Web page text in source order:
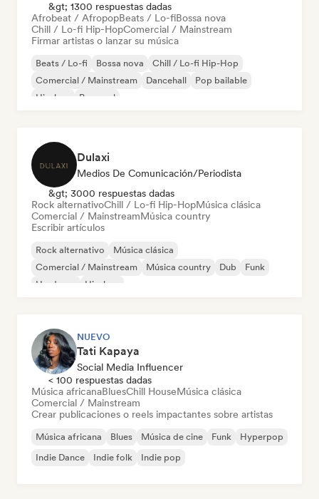
&gt; 1300 respuestas dadas
Afrobeat / AfropopBeats / Lo-fiBossa nova
Chill / Lo-fi Hip-HopComercial / Mainstream
Firmar artistas o lanzar su música
Beats / Lo-fi Bossa nova
Chill / Lo-fi Hip-Hop
Comercial / Mainstream
Dancehall
Pop bailable
Hip-hop
Pop soul
Dulaxi
Medios De Comunicación/Periodista
&gt; 3000 respuestas dadas
Rock alternativoChill / Lo-fi Hip-HopMúsica clásica
Comercial / MainstreamMúsica country
Escribir artículos
Rock alternativo
Música clásica
Comercial / Mainstream
Música country Dub
Funk
Hardcore
Hip-hop
NUEVO
Tati Kapaya
Social Media Influencer
< 100 respuestas dadas
Música africanaBluesChill HouseMúsica clásica
Comercial / Mainstream
Crear publicaciones o reels impactantes sobre artistas
Música africana Blues Música de cine Funk
Hyperpop
Indie Dance
Indie folk Indie pop